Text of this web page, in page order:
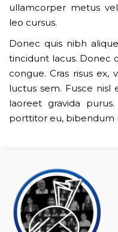
ullamcorper metus
leo cursus.
Donec quis nibh
tincidunt lacus. Donec
congue. Cras risus ex,
luctus sem. Fusce nisl
laoreet gravida
porttitor eu, bibendum